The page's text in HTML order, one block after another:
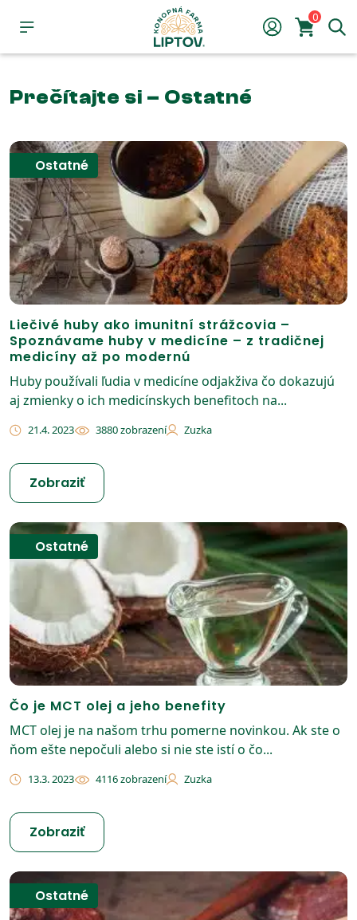
0
Prečítajte si – Ostatné
Ostatné
Liečivé huby ako imunitní strážcovia –
Spoznávame huby v medicíne – z tradičnej
medicíny až po modernú
Huby používali ľudia v medicíne odjakživa čo dokazujú
aj zmienky o ich medicínskych benefitoch na...
21.4. 2023 3880 zobrazení Zuzka
Zobraziť
Ostatné
Čo je MCT olej a jeho benefity
MCT olej je na našom trhu pomerne novinkou. Ak ste o
ňom ešte nepočuli alebo si nie ste istí o čo...
13.3. 2023 4116 zobrazení Zuzka
Zobraziť
Ostatné